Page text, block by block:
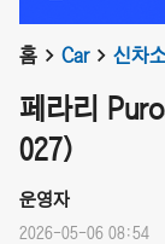
홈 Car 신차
페라리
027)
운영자
2026-05-06 08:54